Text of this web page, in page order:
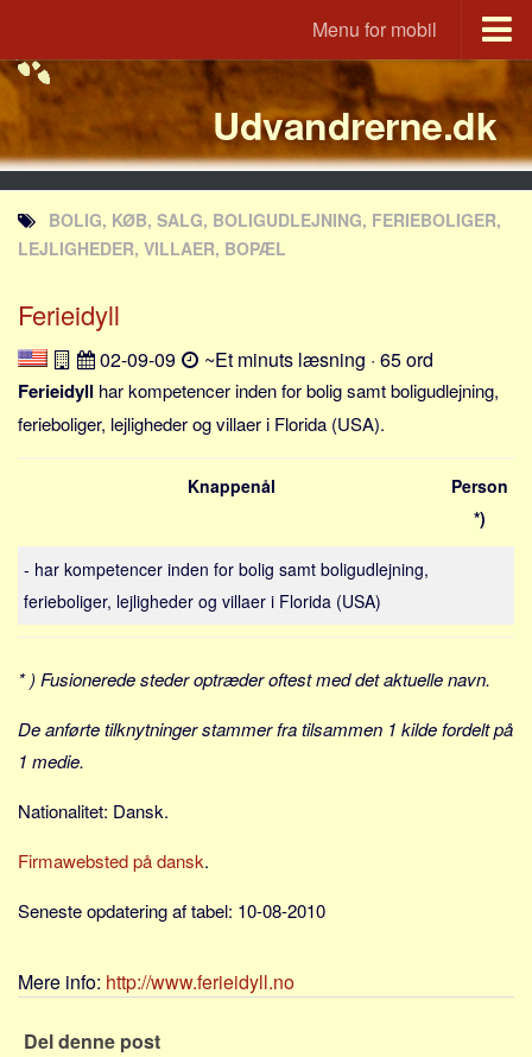
Menu for mobil
Portal
Udvandrerne.dk
Utvandrerne.no
Utvandrarna.se
Tyskland.dk
Rusland.dk
JLKM.dk
Lande
Tyrkiet
Sverige
Norge
Thailand
Grækenland
USA
Alle
Nøgleord
Virksomhed
Pension og opsparing
Forbrug
Udvandrerne.dk
BOLIG, KØB, SALG, BOLIGUDLEJNING, FERIEBOLIGER,
LEJLIGHEDER, VILLAER, BOPÆL
Ferieidyll
02-09-09 ~Et minuts læsning · 65 ord
Ferieidyll har kompetencer inden for bolig samt boligudlejning,
ferieboliger, lejligheder og villaer i Florida (USA).
Knappenål
Person
*)
- har kompetencer inden for bolig samt boligudlejning,
ferieboliger, lejligheder og villaer i Florida (USA)
* ) Fusionerede steder optræder oftest med det aktuelle navn.
De anførte tilknytninger stammer fra tilsammen 1 kilde fordelt på
1 medie.
Nationalitet: Dansk.
Firmawebsted på dansk.
Seneste opdatering af tabel: 10-08-2010
Mere info: http://www.ferieidyll.no
Del denne post